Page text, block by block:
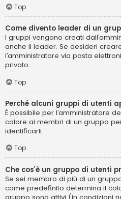
Top
Come divento leader di un
I gruppi vengono creati
anche il leader. Se desideri
l’amministratore via posta
privato.
Top
Perché alcuni gruppi di utenti
È possibile per l’amministratore
colore ai membri di un gruppo
identificarli.
Top
Che cos’è un gruppo di utenti
Se sei membro di più di un
come predefinito determina il
gruppo sono attivi (in condizioni